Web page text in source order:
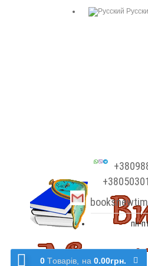
пн-
0 Tоварів, на 0.00грн.